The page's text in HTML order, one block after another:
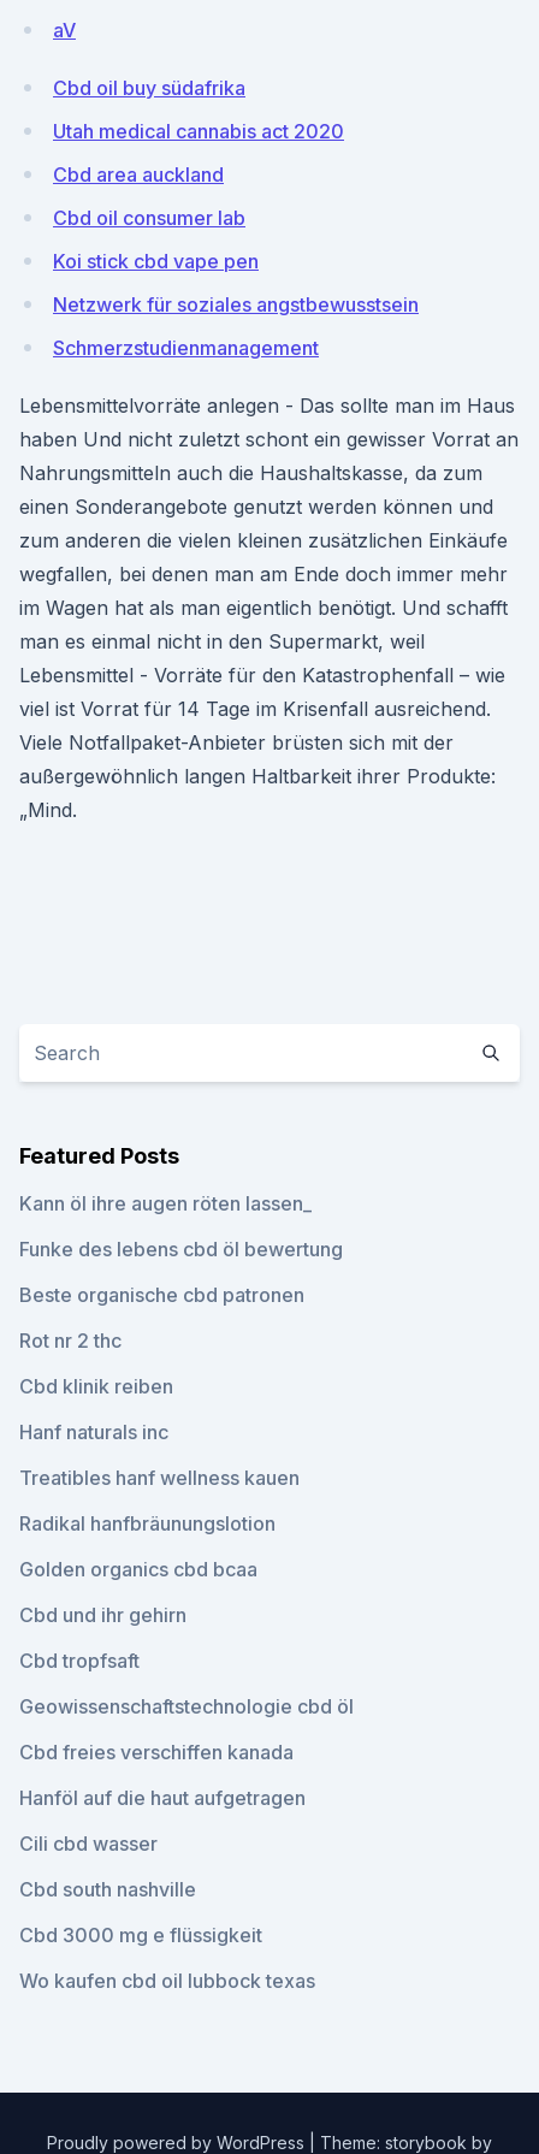
aV
Cbd oil buy südafrika
Utah medical cannabis act 2020
Cbd area auckland
Cbd oil consumer lab
Koi stick cbd vape pen
Netzwerk für soziales angstbewusstsein
Schmerzstudienmanagement
Lebensmittelvorräte anlegen - Das sollte man im Haus
haben Und nicht zuletzt schont ein gewisser Vorrat an
Nahrungsmitteln auch die Haushaltskasse, da zum
einen Sonderangebote genutzt werden können und
zum anderen die vielen kleinen zusätzlichen Einkäufe
wegfallen, bei denen man am Ende doch immer mehr
im Wagen hat als man eigentlich benötigt. Und schafft
man es einmal nicht in den Supermarkt, weil
Lebensmittel - Vorräte für den Katastrophenfall – wie
viel ist Vorrat für 14 Tage im Krisenfall ausreichend.
Viele Notfall­paket-Anbieter brüsten sich mit der
außergewöhnlich langen Halt­barkeit ihrer Produkte:
„Mind.
Featured Posts
Kann öl ihre augen röten lassen_
Funke des lebens cbd öl bewertung
Beste organische cbd patronen
Rot nr 2 thc
Cbd klinik reiben
Hanf naturals inc
Treatibles hanf wellness kauen
Radikal hanfbräunungslotion
Golden organics cbd bcaa
Cbd und ihr gehirn
Cbd tropfsaft
Geowissenschaftstechnologie cbd öl
Cbd freies verschiffen kanada
Hanföl auf die haut aufgetragen
Cili cbd wasser
Cbd south nashville
Cbd 3000 mg e flüssigkeit
Wo kaufen cbd oil lubbock texas
Proudly powered by WordPress Theme: storybook by